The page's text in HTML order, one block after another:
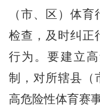
（市、区）体
检查，及时纠正
行为。要建立
制，对所辖县（
高危险性体育赛